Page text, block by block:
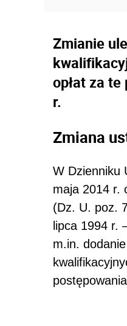
Zmianie
opłat za
r.
Zmiana
W Dzienniku
maja 2014 r.
(Dz. U. poz.
lipca 1994 r.
m.in.